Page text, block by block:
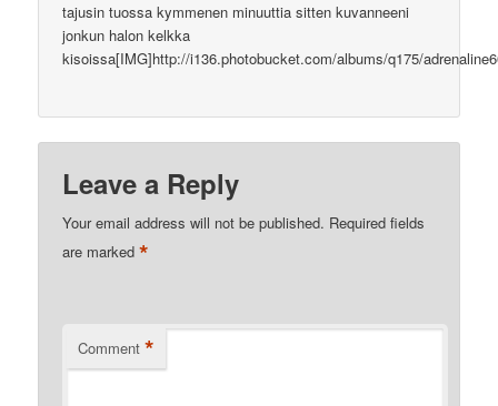
tajusin tuossa kymmenen minuuttia sitten kuvanneeni
jonkun halon kelkka
kisoissa[IMG]http://i136.photobucket.com/albums/q175/
Leave a Reply
Your email address will not be published. Required fields
are marked*
Comment *